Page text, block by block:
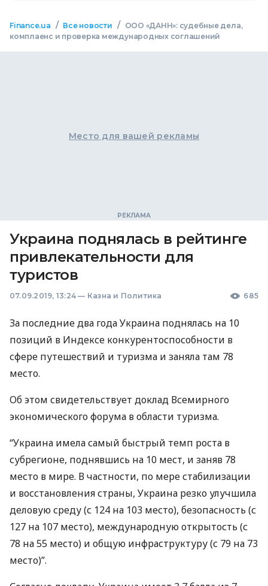
Finance.ua / Все новости /
ООО «ДАНН»: судебные дела,
комплаенс и проверка международных соглашений
Место для вашей рекламы
Украина поднялась в рейтинге
привлекательности для
туристов
07.09.2019, 13:24 — Казна и Политика 685
За последние два года Украина поднялась на 10
позиций в Индексе конкурентоспособности в
сфере путешествий и туризма и заняла там 78
место.
Об этом свидетельствует доклад Всемирного
экономического форума в области туризма.
“Украина имела самый быстрый темп роста в
субрегионе, поднявшись на 10 мест, и заняв 78
место в мире. В частности, по мере стабилизации
и восстановления страны, Украина резко улучшила
деловую среду (с 124 на 103 место), безопасность (с
127 на 107 место), международную открытость (с
78 на 55 место) и общую инфраструктуру (с 79 на 73
место)”.